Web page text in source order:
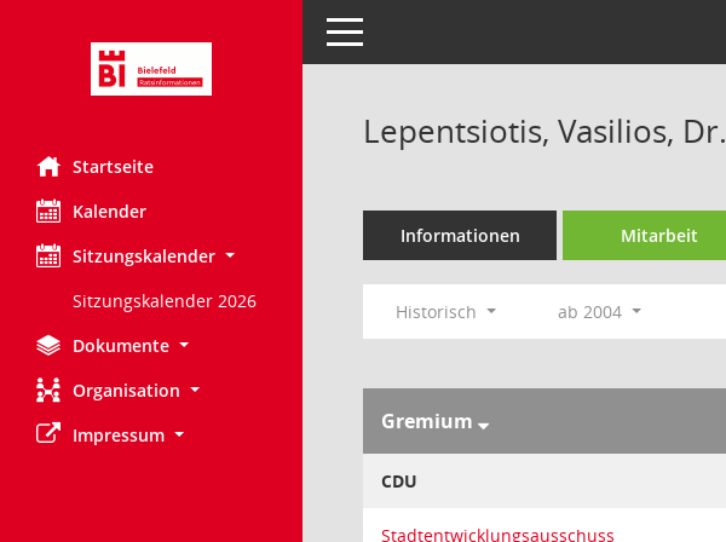
Startseite
Kalender
Sitzungskalender
Sitzungskalender 2026
Dokumente
Organisation
Impressum
Toggle navigation
Lepentsiotis, Vasilios, Dr.
Informationen Mitarbeit
Historisch ab 2004
Gremium
CDU
Stadtentwicklungsausschuss